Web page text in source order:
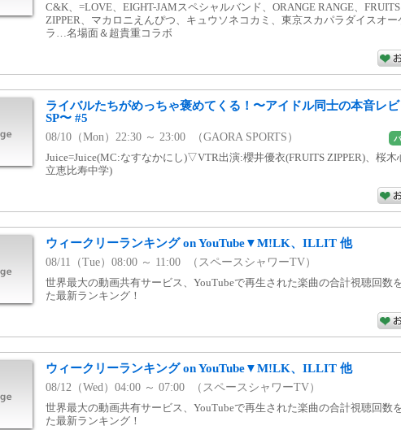
C&K、=LOVE、EIGHT-JAMスペシャルバンド、ORANGE RANGE、FRUITS
ZIPPER、マカロニえんぴつ、キュウソネコカミ、東京スカパラダイスオー
ラ…名場面＆超貴重コラボ
ライバルたちがめっちゃ褒めてくる！〜アイドル同士の本音レ
SP〜 #5
08/10（Mon）22:30 ～ 23:00 （GAORA SPORTS）
Juice=Juice(MC:なすなかにし)▽VTR出演:櫻井優衣(FRUITS ZIPPER)、桜木
立恵比寿中学)
ウィークリーランキング on YouTube▼M!LK、ILLIT 他
08/11（Tue）08:00 ～ 11:00 （スペースシャワーTV）
世界最大の動画共有サービス、YouTubeで再生された楽曲の合計視聴回数
た最新ランキング！
ウィークリーランキング on YouTube▼M!LK、ILLIT 他
08/12（Wed）04:00 ～ 07:00 （スペースシャワーTV）
世界最大の動画共有サービス、YouTubeで再生された楽曲の合計視聴回数
た最新ランキング！